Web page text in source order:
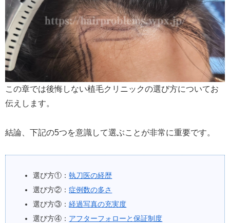
この章では後悔しない植毛クリニックの選び方についてお
伝えします。
結論、下記の5つを意識して選ぶことが非常に重要です。
選び方①：執刀医の経歴
選び方②：症例数の多さ
選び方③：経過写真の充実度
選び方④： アフターフォローと保証制度